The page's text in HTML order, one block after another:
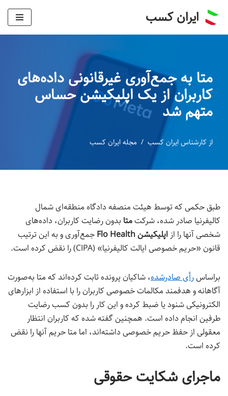
پرش
ایران کسب
متا به جمع‌آوری غیرقانونی داده‌های
کاربران از یک اپلیکیشن حساس
متهم شد
از کارشناس ایران کسب مجله ایران کسب
طبق حکمی که توسط هیئت منصفه دادگاه منطقه‌ای شمال
کالیفرنیا صادر شده، شرکتمتا بدون رضایت کاربران، داده‌های
شخصی آنها را از اپلیکیشن Flo Health
جمع‌آوری و به این ترتیب
قانون «حریم خصوصی ایالت کالیفرنیا» (CIPA) را نقض کرده است.
براساسرأی صادرشده، شاکیان پرونده ثابت کرده‌اند که متا به‌صورت
آگاهانه و هدفمند مکالمات خصوصی کاربران را با استفاده از ابزارهای
الکترونیکی شنود یا ضبط کرده و این کار را بدون کسب رضایت
طرفین انجام داده است. همچنین گفته شده که کاربران انتظار
معقولی از حفظ حریم خصوصی داشته‌اند، اما متا حریم آنها را نقض
کرده است.
ماجرای شکایت حقوقی